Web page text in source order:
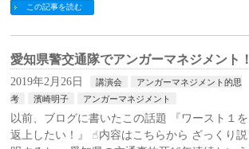
この記事を読む
愛知県警交通隊でアンガーマネジメント！
2019年2月26日 講演会
アンガーマネジメント的思
考
濱崎明子 アンガーマネジメント
以前、ブログに書いたこの話題 『ワースト１を
返上したい！』 ☝︎内容はこちらから ざっくり説